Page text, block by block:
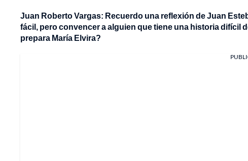
Juan Roberto Vargas: Recuerdo una reflexión de Juan
fácil, pero convencer a alguien que tiene una historia difícil
prepara María Elvira?